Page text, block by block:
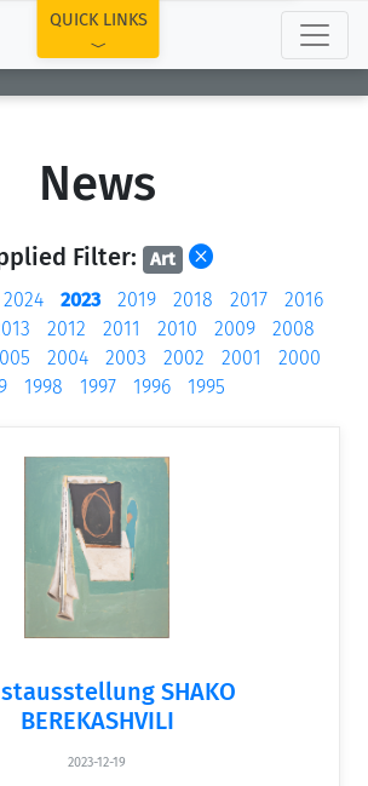
QUICK LINKS
News
Filter: Art
2024 2023 2019 2018 2017
2016
2012 2011 2010 2009
2008
2004 2003 2002 2001
2000
1998 1997 1996 1995
SHAKO
BEREKASHVILI
2023-12-19